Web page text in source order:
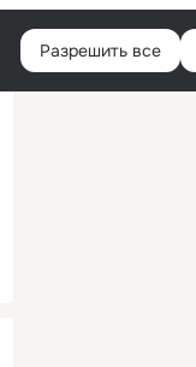
Войти
Разрешить все